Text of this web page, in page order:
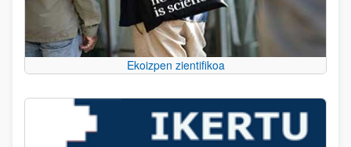
Ekoizpen zientifikoa